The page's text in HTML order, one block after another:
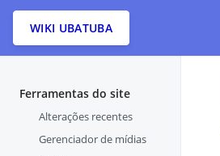
WIKI UBATUBA
Ferramentas do site
Alterações recentes
Gerenciador de mídias